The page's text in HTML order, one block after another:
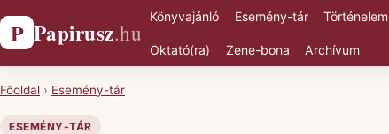
P Papirusz.hu
Könyvajánló Esemény-tár Történelem
Oktató(ra) Zene-bona Archívum
Főoldal › Esemény-tár
ESEMÉNY-TÁR